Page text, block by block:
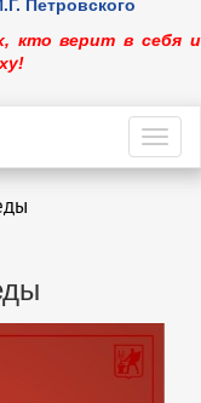
Петровского
кто верит в себя и